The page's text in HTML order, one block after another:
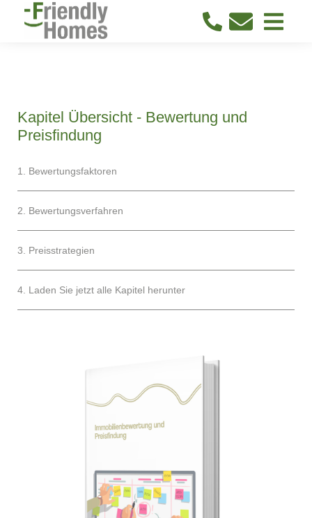
Kapitel Übersicht - Bewertung und
Preisfindung
1 . Bewertungsfaktoren
2. Bewertungsverfahren
3 . Preisstrategien
4. Laden Sie jetzt alle Kapitel herunter